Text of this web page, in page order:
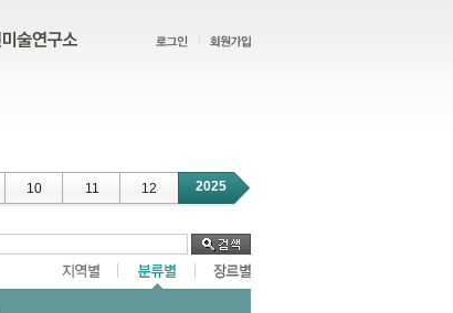
10 11 12 2025